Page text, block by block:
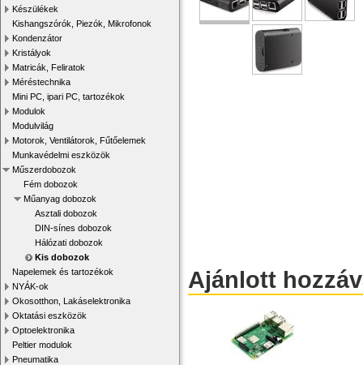
Készülékek
Kishangszórók, Piezók, Mikrofonok
Kondenzátor
Kristályok
Matricák, Feliratok
Méréstechnika
Mini PC, ipari PC, tartozékok
Modulok
Modulvilág
Motorok, Ventilátorok, Fűtőelemek
Munkavédelmi eszközök
Műszerdobozok
Fém dobozok
Műanyag dobozok
Asztali dobozok
DIN-sínes dobozok
Hálózati dobozok
Kis dobozok
Napelemek és tartozékok
NYÁK-ok
Okosotthon, Lakáselektronika
Oktatási eszközök
Optoelektronika
Peltier modulok
Pneumatika
Ajánlott